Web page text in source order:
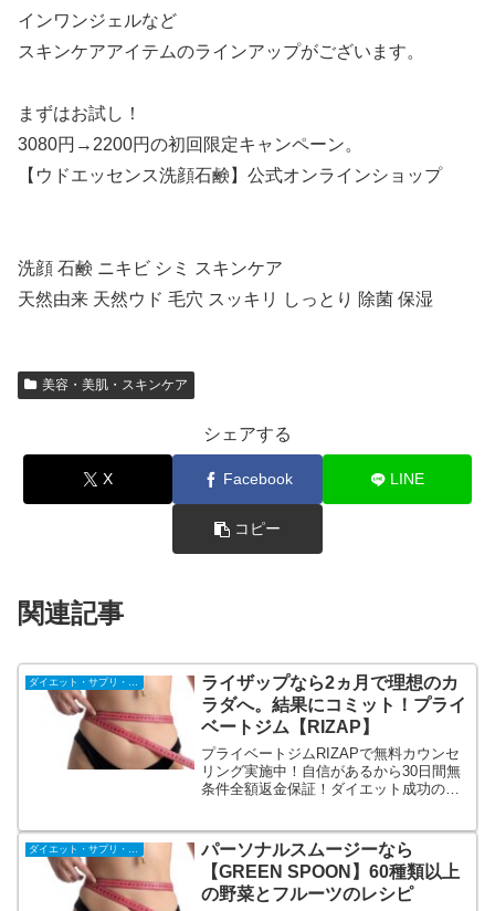
インワンジェルなど
スキンケアアイテムのラインアップがございます。
まずはお試し！
3080円→2200円の初回限定キャンペーン。
【ウドエッセンス洗顔石鹸】公式オンラインショップ
洗顔 石鹸 ニキビ シミ スキンケア
天然由来 天然ウド 毛穴 スッキリ しっとり 除菌 保湿
美容・美肌・スキンケア
シェアする
X Facebook LINE
コピー
関連記事
ライザップなら2ヵ月で理想のカ
ラダへ。結果にコミット！プライ
ベートジム【RIZAP】
プライベートジムRIZAPで無料カウンセ
リング実施中！自信があるから30日間無
条件全額返金保証！ダイエット成功の秘
トレーニング。一人ひとりに合った食生
活やメンタルのマネージメント。1回50
分、週に2回の無理ないトレーニング。
パーソナルスムージーなら
【GREEN SPOON】60種類以上
の野菜とフルーツのレシピ